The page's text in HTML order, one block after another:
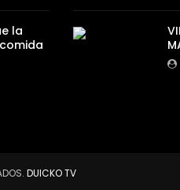
la
DUICKO TV